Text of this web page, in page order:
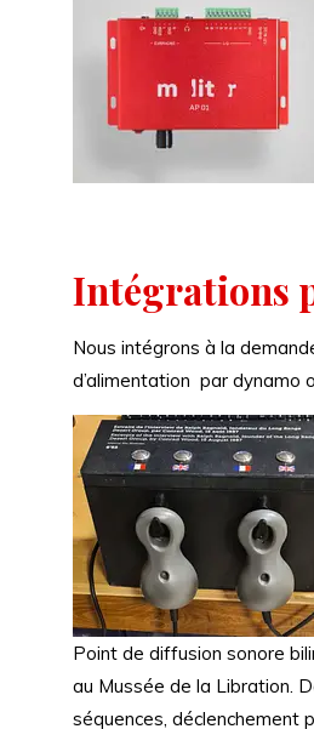
Intégrations
Nous intégrons à la
d’alimentation par dynamo
Point de diffusion sonore
au Mussée de la Libration.
séquences, déclenchement